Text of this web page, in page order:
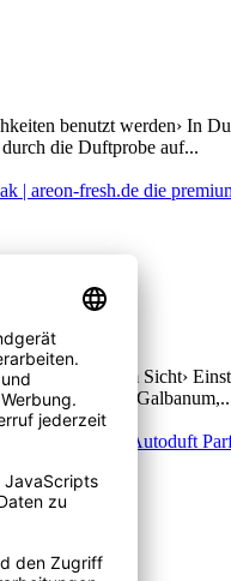
benutzt werden› In
die Duftprobe auf...
Duftbaum im Sicht›
Kopfnote: